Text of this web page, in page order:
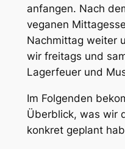
anfangen. Nach
veganen
Nachmittag weiter
wir freitags und
Lagerfeuer und
Im Folgenden
Überblick, was wir
konkret geplant